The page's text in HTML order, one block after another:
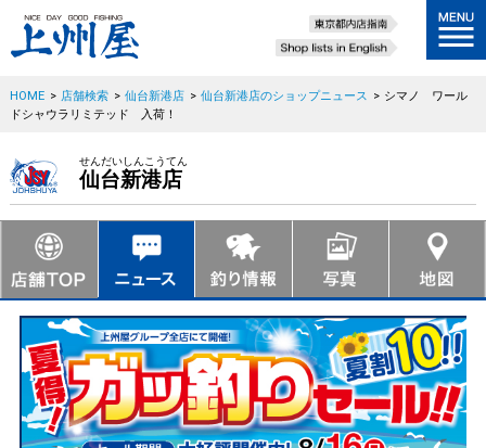
HOME > 店舗検索 > 仙台新港店 > 仙台新港店のショップニュース > シマノ ワール
ドシャウラリミテッド 入荷！
せんだいしんこうてん
仙台新港店